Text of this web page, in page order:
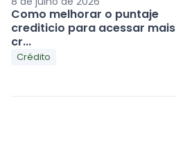
Como melhorar o puntaje
crediticio para acessar mais
cr...
Crédito